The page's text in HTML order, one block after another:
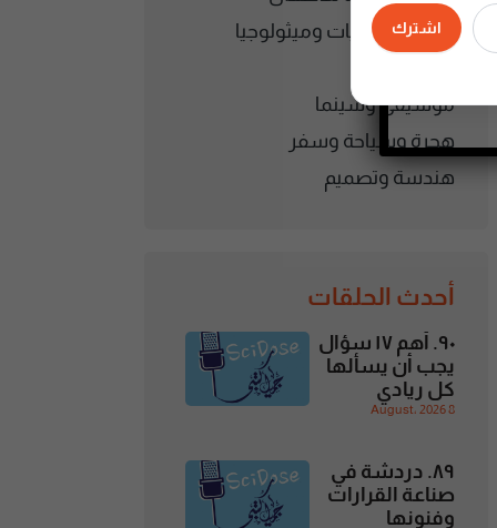
قصص وحكايات وميثولوجيا
موسيقى وسينما
هجرة وسياحة وسفر
هندسة وتصميم
أحدث الحلقات
٩٠. أهم ١٧ سؤال
يجب أن يسألها
كل ريادي
8 August، 2026
٨٩. دردشة في
صناعة القرارات
وفنونها
اشترك